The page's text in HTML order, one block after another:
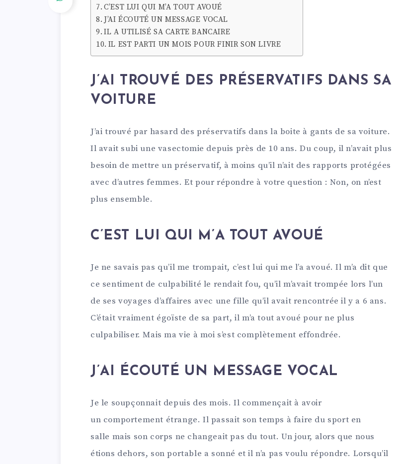
C’EST LUI QUI M’A TOUT AVOUÉ
J’AI ÉCOUTÉ UN MESSAGE VOCAL
IL A UTILISÉ SA CARTE BANCAIRE
IL EST PARTI UN MOIS POUR FINIR SON LIVRE
J’AI TROUVÉ DES PRÉSERVATIFS DANS SA
VOITURE
J’ai trouvé par hasard des préservatifs dans la boite à gants de sa voiture.
Il avait subi une vasectomie depuis près de 10 ans. Du coup, il n’avait plus
besoin de mettre un préservatif, à moins qu’il n’ait des rapports protégées
avec d’autres femmes. Et pour répondre à votre question : Non, on n’est
plus ensemble.
C’EST LUI QUI M’A TOUT AVOUÉ
Je ne savais pas qu’il me trompait, c’est lui qui me l’a avoué. Il m’a dit que
ce sentiment de culpabilité le rendait fou, qu’il m’avait trompée lors l’un
de ses voyages d’affaires avec une fille qu’il avait rencontrée il y a 6 ans.
C’était vraiment égoïste de sa part, il m’a tout avoué pour ne plus
culpabiliser. Mais ma vie à moi s’est complètement effondrée.
J’AI ÉCOUTÉ UN MESSAGE VOCAL
Je le soupçonnait depuis des mois. Il commençait à avoir
un comportement étrange. Il passait son temps à faire du sport en
salle mais son corps ne changeait pas du tout. Un jour, alors que nous
étions dehors, son portable a sonné et il n’a pas voulu répondre. Lorsqu’il